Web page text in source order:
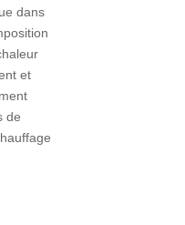
dans
et
de